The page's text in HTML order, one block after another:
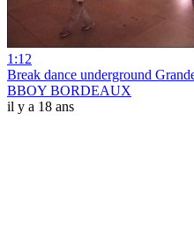
1:12
Break dance underground
BBOY BORDEAUX
il y a 18 ans